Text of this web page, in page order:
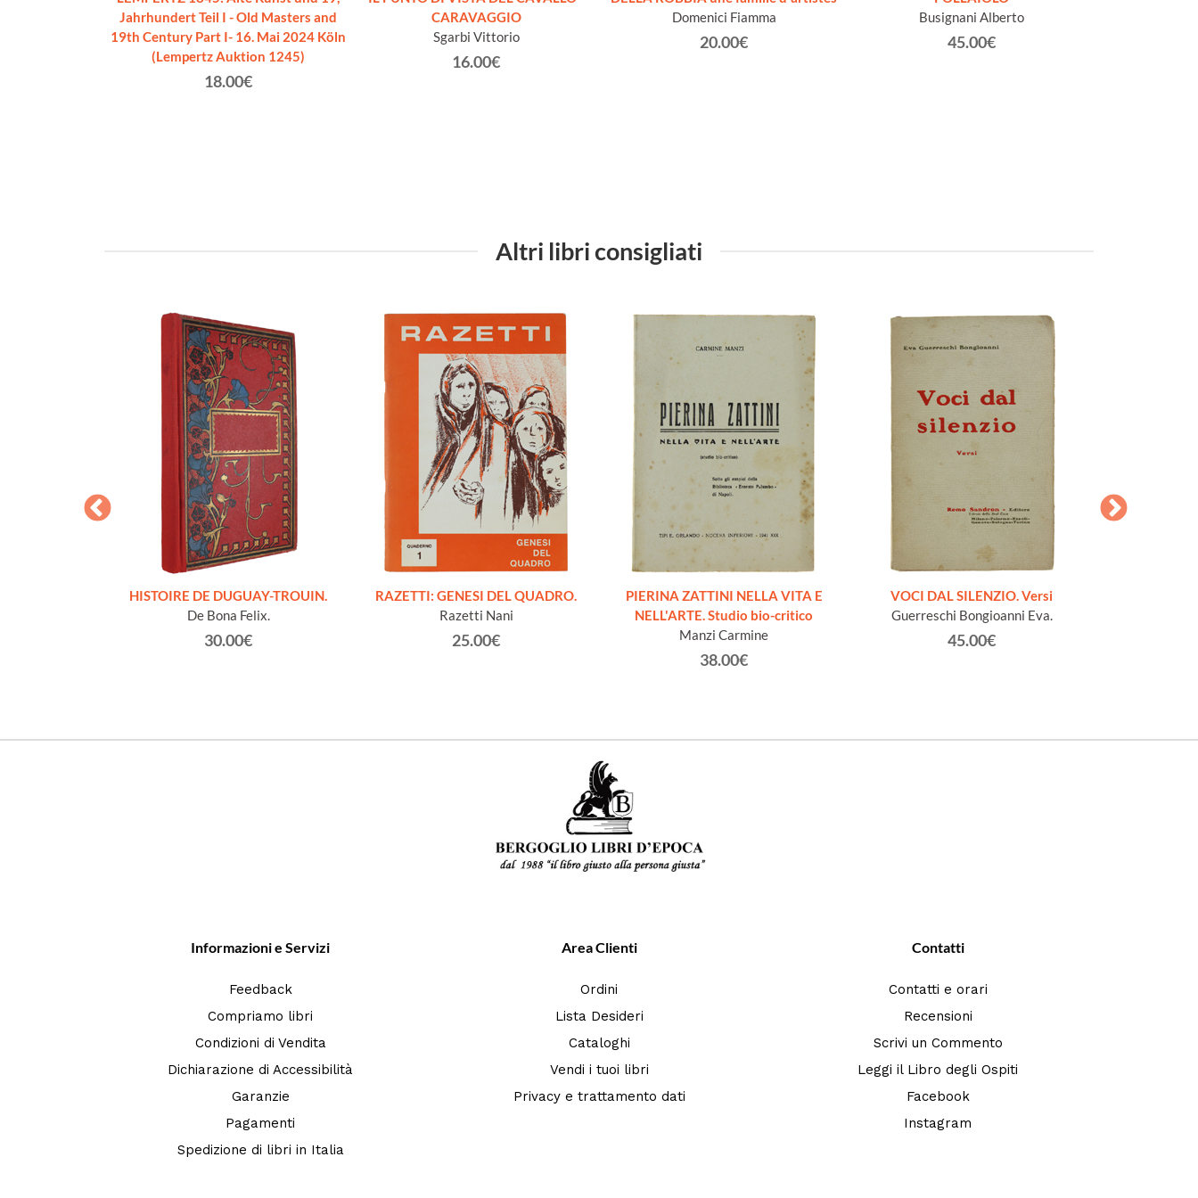
Jahrhundert Teil I - Old Masters and
19th Century Part I- 16. Mai 2024 Köln
(Lempertz Auktion 1245)
18.00€
CARAVAGGIO
Sgarbi Vittorio
16.00€
Domenici Fiamma
20.00€
Busignani Alberto
45.00€
Altri libri consigliati
HISTOIRE DE DUGUAY-TROUIN.
De Bona Felix.
30.00€
RAZETTI: GENESI DEL QUADRO.
Razetti Nani
25.00€
PIERINA ZATTINI NELLA VITA E
NELL'ARTE. Studio bio-critico
Manzi Carmine
38.00€
VOCI DAL SILENZIO. Versi
Guerreschi Bongioanni Eva.
45.00€
Informazioni e Servizi
Feedback
Compriamo libri
Condizioni di Vendita
Dichiarazione di Accessibilità
Garanzie
Pagamenti
Spedizione di libri in Italia
Area Clienti
Ordini
Lista Desideri
Cataloghi
Vendi i tuoi libri
Privacy e trattamento dati
Contatti
Contatti e orari
Recensioni
Scrivi un Commento
Leggi il Libro degli Ospiti
Facebook
Instagram